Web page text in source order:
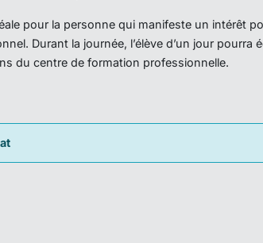
pour la personne qui manifeste un intérêt
Durant la journée, l’élève d’un jour
du centre de formation professionnelle.